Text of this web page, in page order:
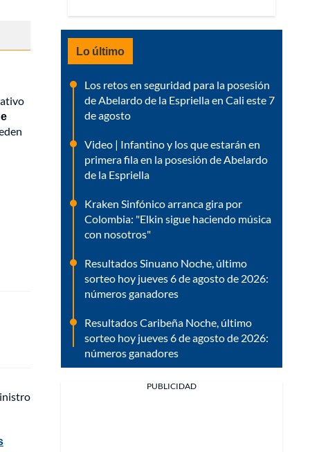
Lo último
Los retos en seguridad para la posesión
de Abelardo de la Espriella en Cali este 7
de agosto
Video | Infantino y los que estarán en
primera fila en la posesión de Abelardo
de la Espriella
Kraken Sinfónico arranca gira por
Colombia: "Elkin sigue haciendo música
con nosotros"
Resultados Sinuano Noche, último
sorteo hoy jueves 6 de agosto de 2026:
números ganadores
Resultados Caribeña Noche, último
sorteo hoy jueves 6 de agosto de 2026:
números ganadores
PUBLICIDAD